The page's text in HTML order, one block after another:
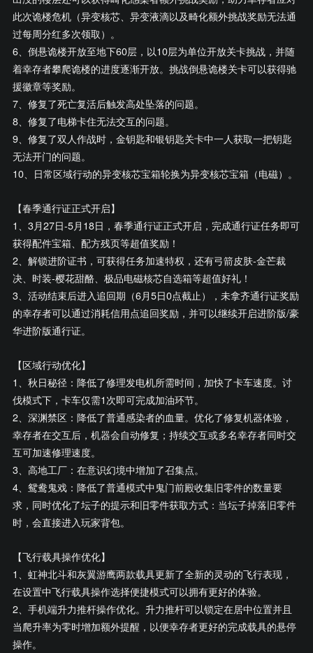
此次诡楼危机（异变核芯、异变液滴以及畸化额外挑战奖励无法通
过每周分红多次领取）。
6、倒悬诡楼开放至地下60层，以10层为单位开放关卡挑战，并随
着幸存者攀爬诡楼的进度逐渐开放。挑战倒悬诡楼关卡可以获得驰
援徽章等奖励。
7、修复了死亡复活后触发高处坠落的问题。
8、修复了电梯卡住无法交互的问题。
9、修复了双人作战时，金钥匙和银钥匙关卡中一人获取一把钥匙
无法开门的问题。
10、日常区域行动的异变核芯宝箱轮换为异变核芯宝箱（电磁）。
【春季通行证正式开启】
1、3月27日-5月18日，春季通行证正式开启，完成通行证任务即可
获得配件宝箱、配方残页等超值奖励！
2、解锁进阶证书，可获得任务加速特权，还有弓箭皮肤-金芒裁
决、时装-樱花甜酪、极品电磁核芯自选箱等超值好礼！
3、活动结束后进入追回期（6月5日0点截止），未拿齐通行证奖励
的幸存者可以通过消耗信用点追回奖励，并可以继续开启进阶版/豪
华进阶版通行证。
【区域行动优化】
1、秋日秘径：降低了修理发电机所需时间，加快了卡车速度。讨
伐模式下，卡车仅需1次即可完成加油环节。
2、深渊禁区：降低了普通感染者的血量。优化了修复机器体验，
幸存者在交互后，机器会自动修复；持续交互或多名幸存者同时交
互可加速修理速度。
3、高地工厂：在意识幻境中增加了召集点。
4、鸳鸯鬼戏：降低了普通模式中鬼门前殿收集旧零件的数量要
求，同时优化了坛子的提示和旧零件获取方式：当坛子掉落旧零件
时，会直接进入玩家背包。
【飞行载具操作优化】
1、虹神北斗和灰翼游鹰两款载具更新了全新的灵动的飞行表现，
在设置中飞行载具操作选择便捷模式可以拥有更好的体验。
2、手机端升力推杆操作优化。升力推杆可以锁定在居中位置并且
当爬升率为零时增加额外提醒，以便幸存者更好的完成载具的悬停
操作。